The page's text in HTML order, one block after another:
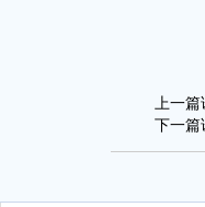
上一篇
下一篇